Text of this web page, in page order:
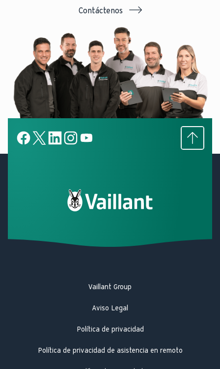
Contáctenos
Subir
Vaillant Group
Aviso Legal
Política de privacidad
Política de privacidad de asistencia en remoto